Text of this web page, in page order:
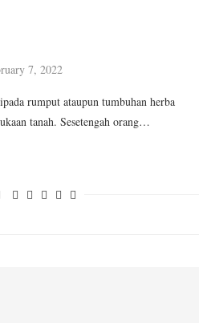
7, 2022
rumput ataupun tumbuhan herba
tanah. Sesetengah orang…